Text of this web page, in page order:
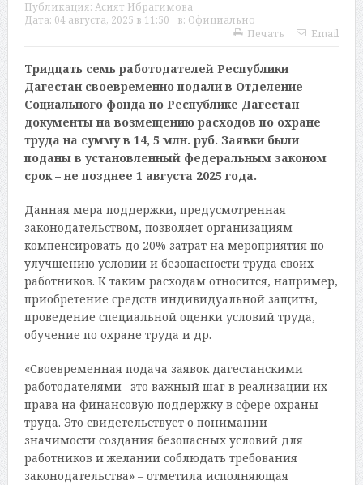
Публикация: Асият Ибрагимова
Дата: 04 августа, 2025 в 11:50 в: Официально
Печать
Email
Тридцать семь работодателей Республики
Дагестан своевременно подали в Отделение
Социального фонда по Республике Дагестан
документы на возмещению расходов по охране
труда на сумму в 14, 5 млн. руб. Заявки были
поданы в установленный федеральным законом
срок – не позднее 1 августа 2025 года.
Данная мера поддержки, предусмотренная
законодательством, позволяет организациям
компенсировать до 20% затрат на мероприятия по
улучшению условий и безопасности труда своих
работников. К таким расходам относится, например,
приобретение средств индивидуальной защиты,
проведение специальной оценки условий труда,
обучение по охране труда и др.
«Своевременная подача заявок дагестанскими
работодателями– это важный шаг в реализации их
права на финансовую поддержку в сфере охраны
труда. Это свидетельствует о понимании
значимости создания безопасных условий для
работников и желании соблюдать требования
законодательства» – отметила исполняющая